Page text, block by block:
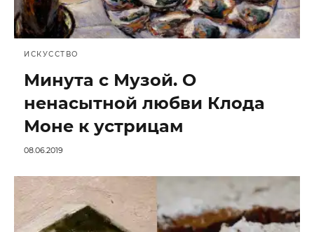
ИСКУССТВО
Минута с Музой. О
ненасытной любви Клода
Моне к устрицам
08.06.2019